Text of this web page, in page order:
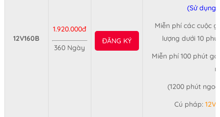
12V160B
1.920.000đ
360 Ngày
ĐĂNG KÝ
(Sử dụng
Miễn phí các cuộc
lượng dưới 10
Miễn phí 100 phút
(1200 phút
Cú pháp: